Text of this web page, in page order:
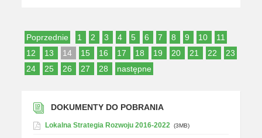
Poprzednie 1 2 3 4 5 6 7 8 9 10
11
12
13 14 15 16 17 18 19 20 21 22
23
24
25 26 27 28 następne
DOKUMENTY DO POBRANIA
Lokalna Strategia Rozwoju 2016-2022 (3MB)